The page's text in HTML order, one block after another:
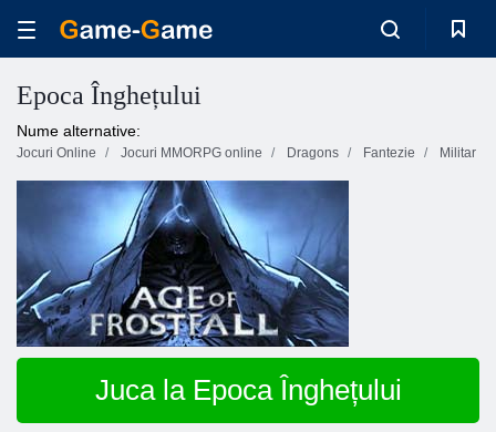
Epoca Înghețului
Nume alternative:
Jocuri Online Jocuri MMORPG online Dragons Fantezie Militar
Juca la Epoca Înghețului